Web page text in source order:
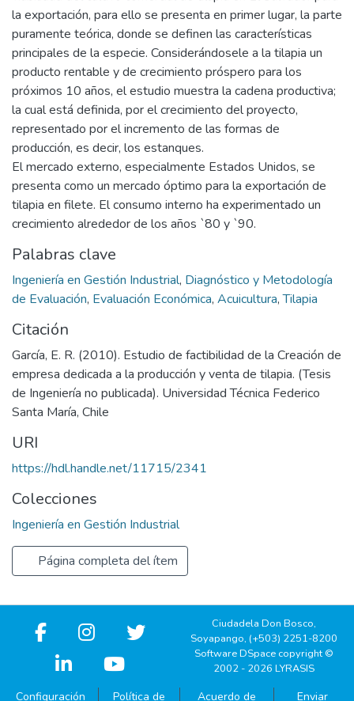
la exportación, para ello se presenta en primer lugar, la parte
puramente teórica, donde se definen las características
principales de la especie. Considerándosele a la tilapia un
producto rentable y de crecimiento próspero para los
próximos 10 años, el estudio muestra la cadena productiva;
la cual está definida, por el crecimiento del proyecto,
representado por el incremento de las formas de
producción, es decir, los estanques.
El mercado externo, especialmente Estados Unidos, se
presenta como un mercado óptimo para la exportación de
tilapia en filete. El consumo interno ha experimentado un
crecimiento alrededor de los años `80 y `90.
Palabras clave
Ingeniería en Gestión Industrial, Diagnóstico y Metodología
de Evaluación, Evaluación Económica, Acuicultura,Tilapia
Citación
García, E. R. (2010). Estudio de factibilidad de la Creación de
empresa dedicada a la producción y venta de tilapia. (Tesis
de Ingeniería no publicada). Universidad Técnica Federico
Santa María, Chile
URI
https://hdl.handle.net/11715/2341
Colecciones
Ingeniería en Gestión Industrial
Página completa del ítem
Ciudadela Don Bosco,
Soyapango, (+503) 2251-8200
Software DSpace copyright ©
2002 - 2026 LYRASIS
Configuración Política de Acuerdo de Enviar